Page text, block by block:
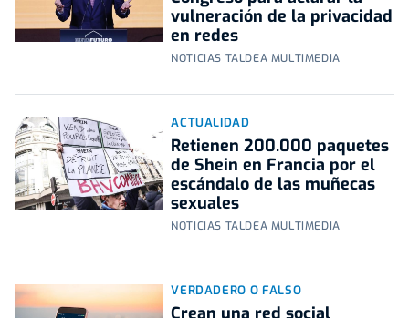
vulneración de la privacidad
en redes
NOTICIAS TALDEA MULTIMEDIA
ACTUALIDAD
Retienen 200.000 paquetes
de Shein en Francia por el
escándalo de las muñecas
sexuales
NOTICIAS TALDEA MULTIMEDIA
VERDADERO O FALSO
Crean una red social